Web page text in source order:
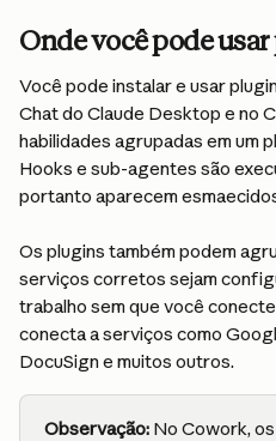
Onde você pode
Você pode instalar e usar
Chat do Claude Desktop e no
habilidades agrupadas em um
Hooks e sub-agentes são
portanto aparecem
Os plugins também podem
serviços corretos sejam
trabalho sem que você
conecta a serviços como
DocuSign e muitos outros.
Observação: No Cowork,